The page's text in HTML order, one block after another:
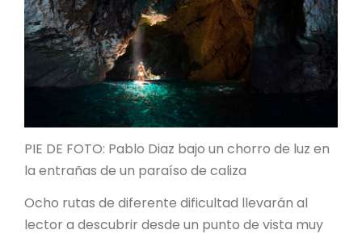
PIE DE FOTO: Pablo Diaz bajo un chorro de luz en
la entrañas de un paraíso de caliza
Ocho rutas de diferente dificultad llevarán al
lector a descubrir desde un punto de vista muy